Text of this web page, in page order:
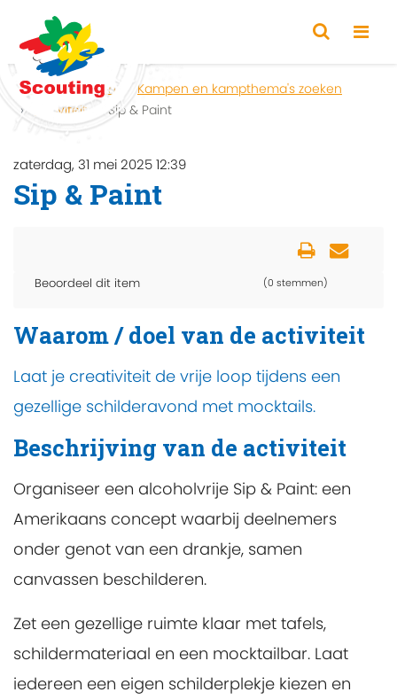
Home Zoeken
Kampen en kampthema's zoeken
Activiteit
Sip & Paint
zaterdag, 31 mei 2025 12:39
Sip & Paint
Beoordeel dit item (0 stemmen)
Waarom / doel van de activiteit
Laat je creativiteit de vrije loop tijdens een
gezellige schilderavond met mocktails.
Beschrijving van de activiteit
Organiseer een alcoholvrije Sip & Paint: een
Amerikaans concept waarbij deelnemers
onder genot van een drankje, samen
canvassen beschilderen.
Zet een gezellige ruimte klaar met tafels,
schildermateriaal en een mocktailbar. Laat
iedereen een eigen schilderplekje kiezen en